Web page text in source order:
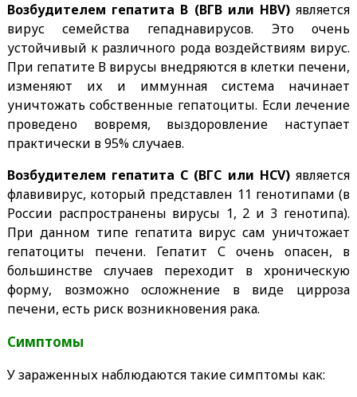
Возбудителем гепатита B (ВГВ или HBV)является
вирус семейства гепаднавирусов. Это очень
устойчивый к различного рода воздействиям вирус.
При гепатите В вирусы внедряются в клетки печени,
изменяют их и иммунная система начинает
уничтожать собственные гепатоциты. Если лечение
проведено вовремя, выздоровление наступает
практически в 95% случаев.
Возбудителем гепатита C (ВГС или HCV)является
флавивирус, который представлен 11 генотипами (в
России распространены вирусы 1, 2 и 3 генотипа).
При данном типе гепатита вирус сам уничтожает
гепатоциты печени. Гепатит С очень опасен, в
большинстве случаев переходит в хроническую
форму, возможно осложнение в виде цирроза
печени, есть риск возникновения рака.
Симптомы
У зараженных наблюдаются такие симптомы как: